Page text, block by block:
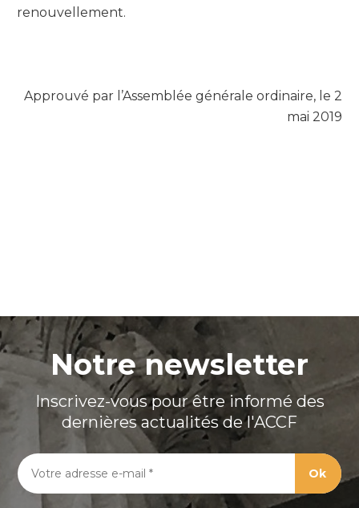
renouvellement.
Approuvé par l’Assemblée générale ordinaire, le 2
mai 2019
Notre newsletter
Inscrivez-vous pour être informé des
dernières actualités de l'ACCF